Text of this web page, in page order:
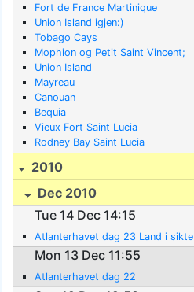
Fort de France Martinique
Union Island igjen:)
Tobago Cays
Mophion og Petit Saint Vincent;
Union Island
Mayreau
Canouan
Bequia
Vieux Fort Saint Lucia
Rodney Bay Saint Lucia
2010
Dec 2010
Tue 14 Dec 14:15
Atlanterhavet dag 23 Land i sikte
Mon 13 Dec 11:55
Atlanterhavet dag 22